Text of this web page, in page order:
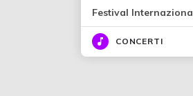
Festival
CONCERTI